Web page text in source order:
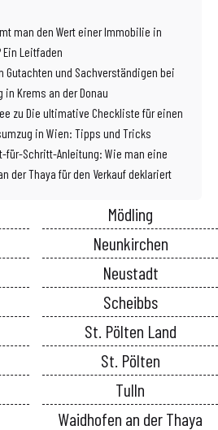
man den Wert einer Immobilie in
Leitfaden
Gutachten und Sachverständigen bei
Krems an der Donau
zu Die ultimative Checkliste für einen
in Wien: Tipps und Tricks
für-Schritt-Anleitung: Wie man eine
der Thaya für den Verkauf deklariert
Mödling
Neunkirchen
Neustadt
Scheibbs
St. Pölten Land
St. Pölten
Tulln
Waidhofen an der Thaya